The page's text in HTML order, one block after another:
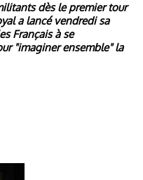
dès le premier tour
a lancé vendredi sa
Français à se
"imaginer ensemble" la